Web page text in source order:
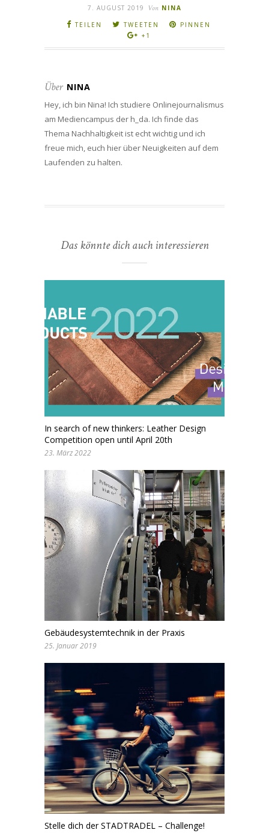
7. AUGUST 2019 Von NINA
TEILEN
TWEETEN
PINNEN
+1
Über NINA
Hey, ich bin Nina! Ich studiere Onlinejournalismus
am Mediencampus der h_da. Ich finde das
Thema Nachhaltigkeit ist echt wichtig und ich
freue mich, euch hier über Neuigkeiten auf dem
Laufenden zu halten.
Das könnte dich auch interessieren
In search of new thinkers: Leather Design
Competition open until April 20th
23. März 2022
Gebäudesystemtechnik in der Praxis
25. Januar 2019
Stelle dich der STADTRADEL – Challenge!